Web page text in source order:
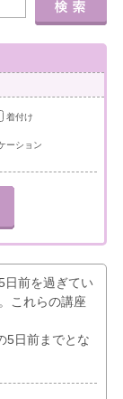
着付け
ーション
日前を過ぎてい
これらの講座
5日前までとな